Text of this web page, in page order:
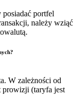
portfel
należy wziąć
W zależności od
prowizji (taryfa jest